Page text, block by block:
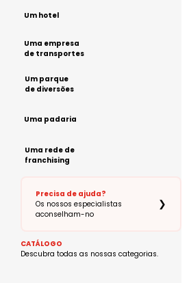
Um hotel
Uma empresa
de transportes
Um parque
de diversões
Uma padaria
Uma rede de
franchising
Precisa de ajuda?
Os nossos especialistas
aconselham-no
❯
CATÁLOGO
Descubra todas as nossas categorias.